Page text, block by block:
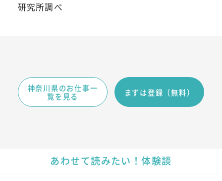
研究所調べ
神奈川県のお仕事一
覧を見る
まずは登録（無料）
あわせて読みたい！体験談